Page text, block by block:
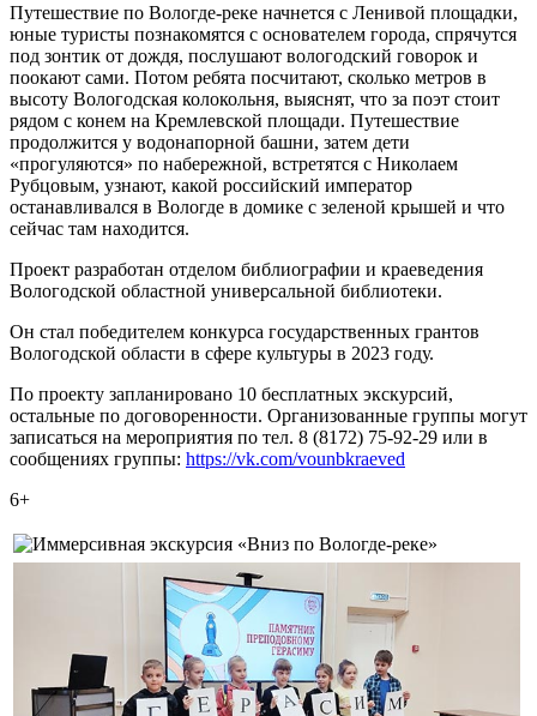
Путешествие по Вологде-реке начнется с Ленивой площадки,
юные туристы познакомятся с основателем города, спрячутся
под зонтик от дождя, послушают вологодский говорок и
поокают сами. Потом ребята посчитают, сколько метров в
высоту Вологодская колокольня, выяснят, что за поэт стоит
рядом с конем на Кремлевской площади. Путешествие
продолжится у водонапорной башни, затем дети
«прогуляются» по набережной, встретятся с Николаем
Рубцовым, узнают, какой российский император
останавливался в Вологде в домике с зеленой крышей и что
сейчас там находится.
Проект разработан отделом библиографии и краеведения
Вологодской областной универсальной библиотеки.
Он стал победителем конкурса государственных грантов
Вологодской области в сфере культуры в 2023 году.
По проекту запланировано 10 бесплатных экскурсий,
остальные по договоренности. Организованные группы могут
записаться на мероприятия по тел. 8 (8172) 75-92-29 или в
сообщениях группы: https://vk.com/vounbkraeved
6+